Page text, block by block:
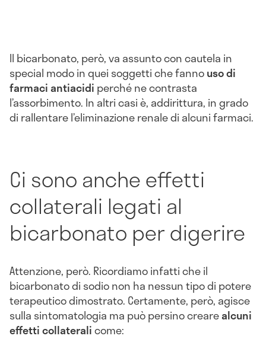
Il bicarbonato, però, va assunto con cautela in
special modo in quei soggetti che fannouso di
farmaci antiacidi perché ne contrasta
l’assorbimento. In altri casi è, addirittura, in grado
di rallentare l’eliminazione renale di alcuni farmaci.
Ci sono anche effetti
collaterali legati al
bicarbonato per digerire
Attenzione, però. Ricordiamo infatti che il
bicarbonato di sodio non ha nessun tipo di potere
terapeutico dimostrato. Certamente, però, agisce
sulla sintomatologia ma può persino crearealcuni
effetti collateralicome: